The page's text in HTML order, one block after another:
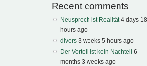
Recent comments
Neusprech ist Realität 4 days 18
hours ago
divers 3 weeks 5 hours ago
Der Vorteil ist kein Nachteil 6
months 3 weeks ago